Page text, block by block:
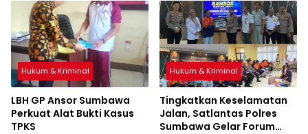
Hukum & Kriminal
LBH GP Ansor Sumbawa
Perkuat Alat Bukti Kasus
TPKS
Hukum & Kriminal
Tingkatkan Keselamatan
Jalan, Satlantas Polres
Sumbawa Gelar Forum